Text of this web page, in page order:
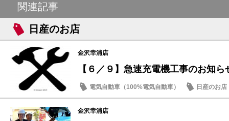
関連記事
日産のお店
金沢幸浦店
【６／９】急速充電機工事のお知ら
電気自動車（100%電気自動車） 日産のお店
金沢幸浦店